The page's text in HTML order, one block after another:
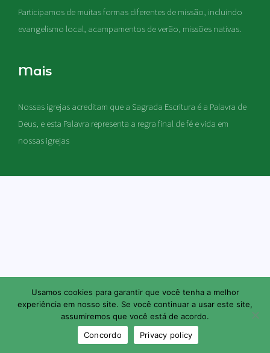
Participamos de muitas formas diferentes de missão, incluindo
evangelismo local, acampamentos de verão, missões nativas.
Mais
Nossas igrejas acreditam que a Sagrada Escritura é a Palavra de
Deus, e esta Palavra representa a regra final de fé e vida em
nossas igrejas
Usamos cookies para garantir que você tenha a melhor
experiência em nosso site. Se você continuar a usar este site,
assumiremos que você está de acordo.
Concordo
Privacy policy